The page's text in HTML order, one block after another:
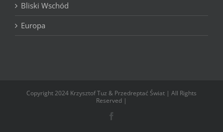
Bliski Wschód
Europa
Copyright 2024 Krzysztof Tuz & Przedreptać Świat | All Rights
Reserved |